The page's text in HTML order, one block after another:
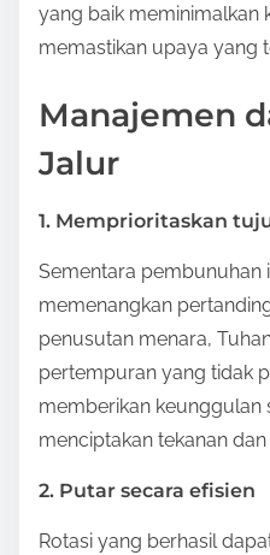
yang baik meminimalkan
memastikan upaya yang
Manajemen
Jalur
1. Memprioritaskan
Sementara pembunuhan
memenangkan
penusutan menara,
pertempuran yang tidak
memberikan keunggulan
menciptakan tekanan
2. Putar secara efisien
Rotasi yang berhasil